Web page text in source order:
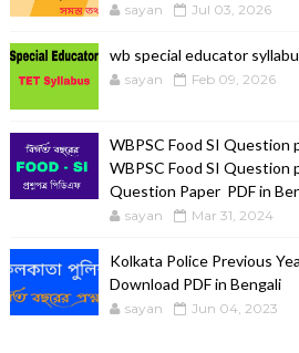
sayan Jul 03, 2026
wb special educator
sayan Feb 09, 2026
WBPSC Food SI Question
WBPSC Food SI Question
Question Paper PDF in
sayan Mar 31, 2024
Kolkata Police Previous
Download PDF in Bengali
sayan Jun 04, 2023